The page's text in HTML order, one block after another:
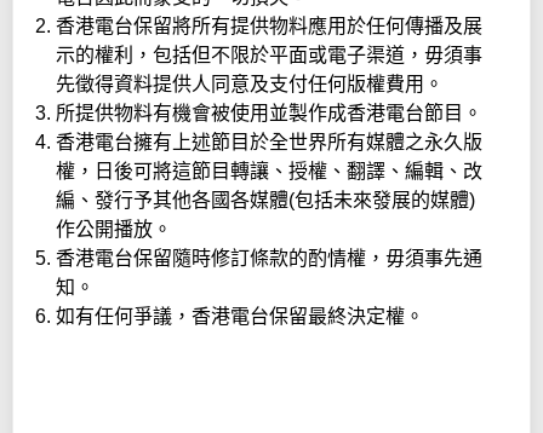
香港電台保留將所有提供物料應用於任何傳播及展
示的權利，包括但不限於平面或電子渠道，毋須事
先徵得資料提供人同意及支付任何版權費用。
所提供物料有機會被使用並製作成香港電台節目。
香港電台擁有上述節目於全世界所有媒體之永久版
權，日後可將這節目轉讓、授權、翻譯、編輯、改
編、發行予其他各國各媒體(包括未來發展的媒體)
作公開播放。
香港電台保留隨時修訂條款的酌情權，毋須事先通
知。
如有任何爭議，香港電台保留最終決定權。